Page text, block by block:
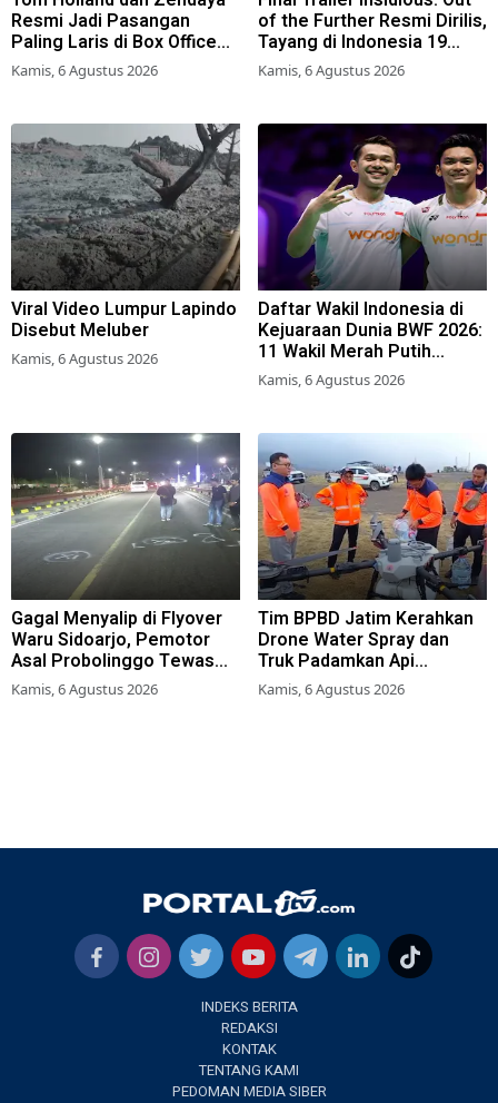
Resmi Jadi Pasangan
Paling Laris di Box Office
2026
Kamis, 6 Agustus 2026
of the Further Resmi Dirilis,
Tayang di Indonesia 19
Agustus 2026
Kamis, 6 Agustus 2026
Viral Video Lumpur Lapindo
Disebut Meluber
Kamis, 6 Agustus 2026
Daftar Wakil Indonesia di
Kejuaraan Dunia BWF 2026:
11 Wakil Merah Putih
Berjuang Naik Podium
Tertinggi
Kamis, 6 Agustus 2026
Gagal Menyalip di Flyover
Waru Sidoarjo, Pemotor
Asal Probolinggo Tewas
Tertabrak
Kamis, 6 Agustus 2026
Tim BPBD Jatim Kerahkan
Drone Water Spray dan
Truk Padamkan Api
Karhutla di Gunung Bromo
Kamis, 6 Agustus 2026
INDEKS BERITA
REDAKSI
KONTAK
TENTANG KAMI
PEDOMAN MEDIA SIBER